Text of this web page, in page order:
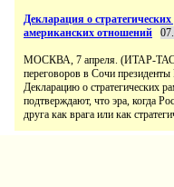
Декларация о
американских отношений
МОСКВА, 7 апреля. (ИТАР-
переговоров в Сочи
Декларацию о стратегических
подтверждают, что эра, когда
друга как врага или как